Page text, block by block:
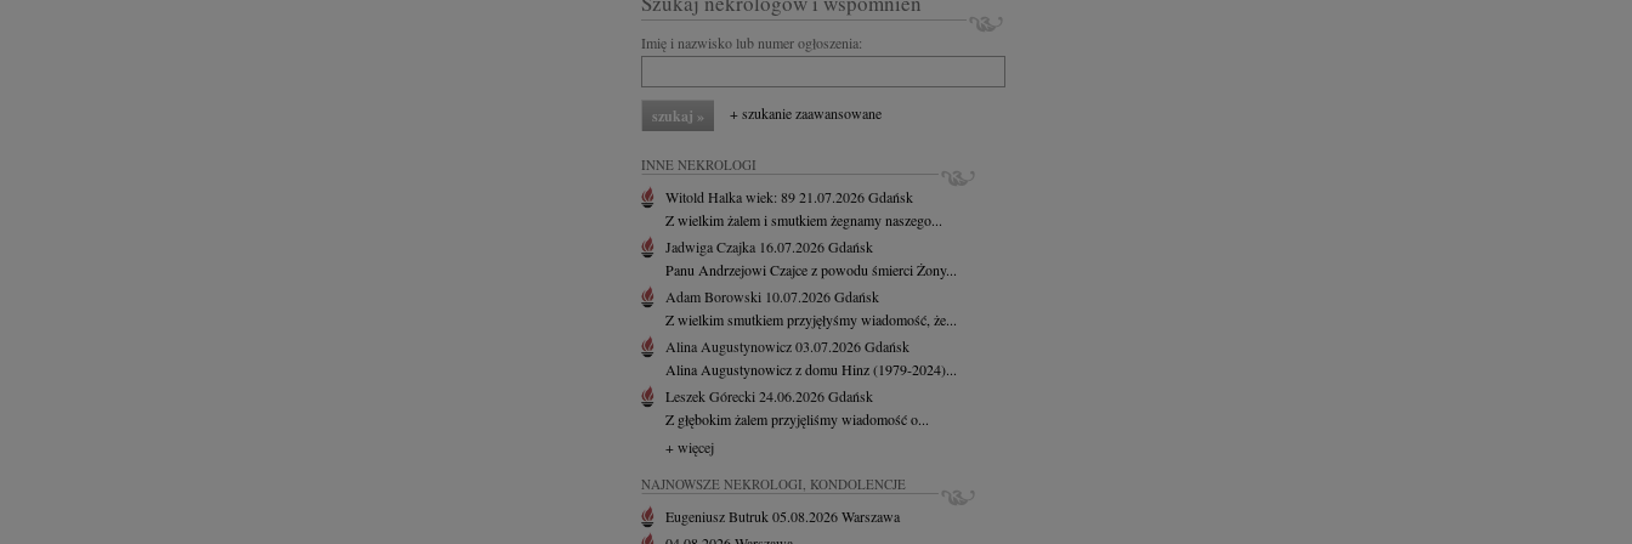
Imię i nazwisko lub numer ogłoszenia:
+ szukanie zaawansowane
INNE NEKROLOGI
Witold Halkawiek: 8921.07.2026Gdańsk
Z wielkim żalem i smutkiem żegnamy naszego...
Jadwiga Czajka 16.07.2026Gdańsk
Panu Andrzejowi Czajce z powodu śmierci Żony...
Adam Borowski 10.07.2026Gdańsk
Z wielkim smutkiem przyjęłyśmy wiadomość, że...
Alina Augustynowicz03.07.2026Gdańsk
Alina Augustynowicz z domu Hinz (1979-2024)...
Leszek Górecki 24.06.2026Gdańsk
Z głębokim żalem przyjęliśmy wiadomość o...
+ więcej
NAJNOWSZE NEKROLOGI, KONDOLENCJE
Eugeniusz Butruk 05.08.2026Warszawa